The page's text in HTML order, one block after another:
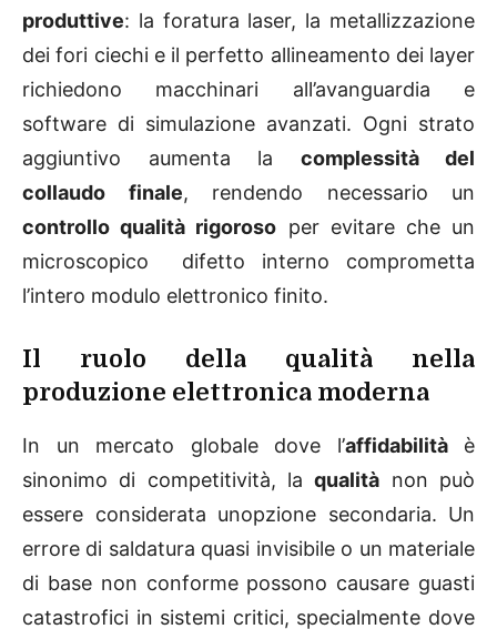
produttive: la foratura laser, la metallizzazione
dei fori ciechi e il perfetto allineamento dei layer
richiedono macchinari all’avanguardia e
software di simulazione avanzati. Ogni strato
aggiuntivo aumenta la complessità del
collaudo finale, rendendo necessario un
controllo qualità rigoroso per evitare che un
microscopico difetto interno comprometta
l’intero modulo elettronico finito.
Il ruolo della qualità nella
produzione elettronica moderna
In un mercato globale dove l’affidabilitàè
sinonimo di competitività, laqualità non può
essere considerata unopzione secondaria. Un
errore di saldatura quasi invisibile o un materiale
di base non conforme possono causare guasti
catastrofici in sistemi critici, specialmente dove